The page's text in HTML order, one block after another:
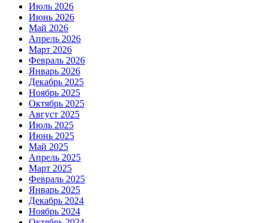
Июль 2026
Июнь 2026
Май 2026
Апрель 2026
Март 2026
Февраль 2026
Январь 2026
Декабрь 2025
Ноябрь 2025
Октябрь 2025
Август 2025
Июль 2025
Июнь 2025
Май 2025
Апрель 2025
Март 2025
Февраль 2025
Январь 2025
Декабрь 2024
Ноябрь 2024